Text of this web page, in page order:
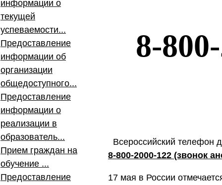
информации о
текущей
успеваемости...
Предоставление
информации об
организации
общедоступного...
Предоставление
информации о
реализации в
образователь...
Прием граждан на
обучение ...
Предоставление
8-800-
Всероссийский телефон
8-800-2000-122 (звонок
17 мая в России